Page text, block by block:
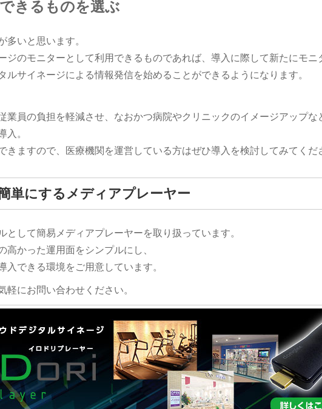
きるものを選ぶ
多いと思います。
ジのモニターとして利用できるものであれば、導入に際して新たにモニ
ルサイネージによる情報発信を始めることができるようになります。
業員の負担を軽減させ、なおかつ病院やクリニックのイメージアップな
入。
きますので、医療機関を運営している方はぜひ導入を検討してみてくだ
単にするメディアプレーヤー
して簡易メディアプレーヤーを取り扱っています。
かった運用面をシンプルにし、
できる環境をご用意しています。
にお問い合わせください。